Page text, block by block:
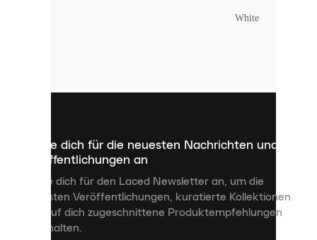
White
Melde dich für die neuesten Nachrichten und
Veröffentlichungen an
Melde dich für den Laced Newsletter an, um die
neuesten Veröffentlichungen, kuratierte Kollektionen
und auf dich zugeschnittene Produktempfehlungen
zu erhalten.
kleine
dienen,
Inhalte
anzuzeigen
deine